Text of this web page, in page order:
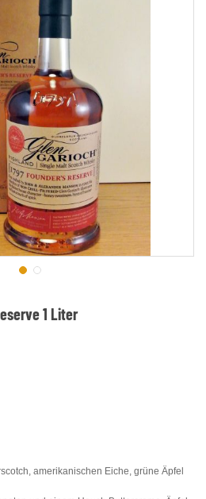
1 Liter
amerikanischen Eiche, grüne Äpfel